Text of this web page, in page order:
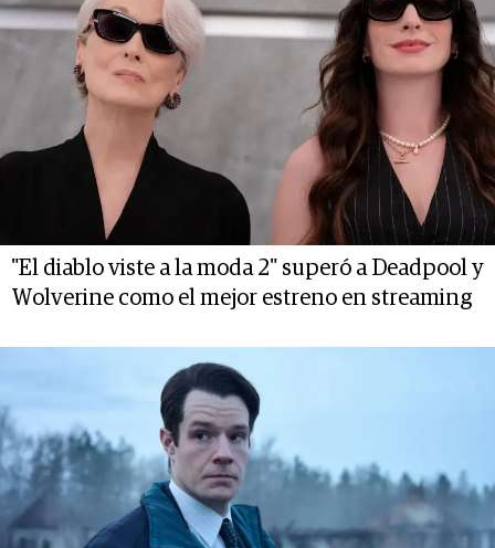
"El diablo viste a la moda 2" superó a Deadpool y
Wolverine como el mejor estreno en streaming